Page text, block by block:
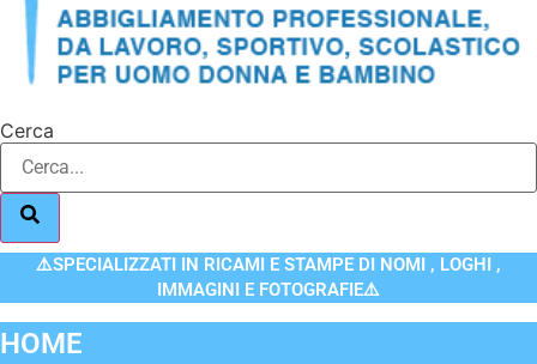
Cerca
⚠️SPECIALIZZATI IN RICAMI E STAMPE DI NOMI , LOGHI ,
IMMAGINI E FOTOGRAFIE⚠️
HOME